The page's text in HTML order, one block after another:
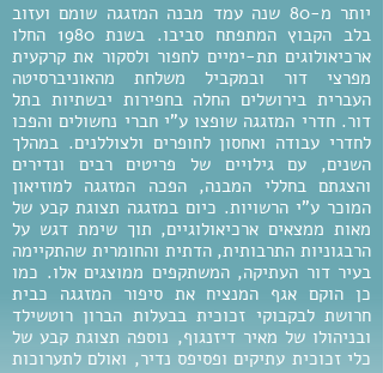
יותר מ-80 שנה עמד מבנה המזגגה שומם ועזוב
בלב הקבוץ המתפתח סביבו. בשנת 1980 החלו
ארכיאולוגים תת-ימיים לחפור ולסקור את קרקעית
מפרצי דור ובמקביל משלחת מהאוניברסיטה
העברית בירושלים החלה בחפירות יבשתיות בתל
דור. חדרי המזגגה שופצו ע"י חברי נחשולים והפכו
לחדרי עבודה ואחסון לחופרים ולצוללנים. במהלך
השנים, עם גילויים של פריטים רבים ונדירים
והצגתם בחללי המבנה, הפכה המזגגה למוזיאון
המוכר ע"י הרשויות. כיום במזגגה תצוגת קבע של
מאות ממצאים ארכיאולוגיים, תוך שימת דגש על
הרבגוניות התרבותית, הדתית והחומרית שהתקיימה
בעיר דור העתיקה, המשתקפים ממוצגים אלו. כמו
כן הוקם אגף המנציח את סיפור המזגגה כבית
חרושת לבקבוקי זכוכית בבעלות הברון רוטשילד
ובניהולו של מאיר דיזנגוף, נוספה תצוגת קבע של
כלי זכוכית עתיקים ופסיפס נדיר, ואולם לתערוכות